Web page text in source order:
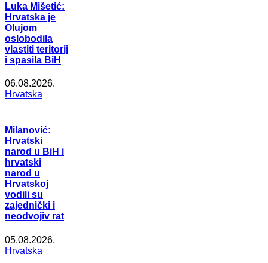
Luka Mišetić:
Hrvatska je
Olujom
oslobodila
vlastiti teritorij
i spasila BiH
06.08.2026.
Hrvatska
Milanović:
Hrvatski
narod u BiH i
hrvatski
narod u
Hrvatskoj
vodili su
zajednički i
neodvojiv rat
05.08.2026.
Hrvatska